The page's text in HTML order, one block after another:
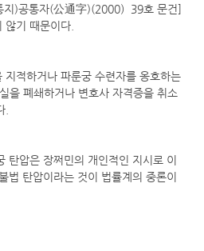
지)공통자(公通字)(2000）39호 문건]
않기 때문이다.
지적하거나 파룬궁 수련자를 옹호하는
을 폐쇄하거나 변호사 자격증을 취소
.
탄압은 장쩌민의 개인적인 지시로 이
법 탄압이라는 것이 법률계의 중론이